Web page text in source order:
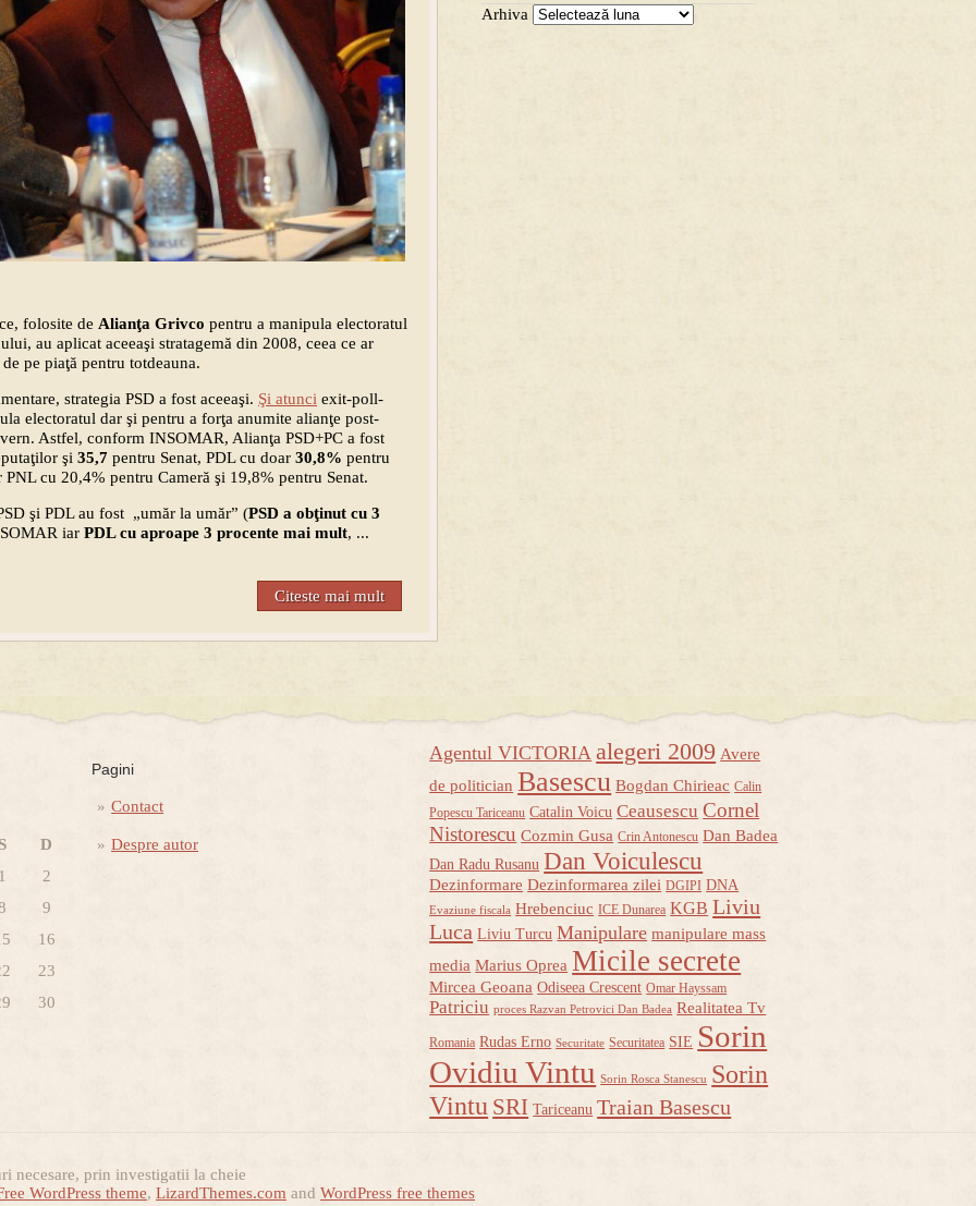
Arhiva
folosite de Alianţa Grivco pentru a manipula electoratul
au aplicat aceeaşi stratagemă din 2008, ceea ce ar
pe piaţă pentru totdeauna.
strategia PSD a fost aceeaşi. Şi atunci exit-poll-
electoratul dar şi pentru a forţa anumite alianţe post-
Astfel, conform INSOMAR, Alianţa PSD+PC a fost
şi 35,7 pentru Senat, PDL cu doar 30,8% pentru
cu 20,4% pentru Cameră şi 19,8% pentru Senat.
şi PDL au fost „umăr la umăr” (PSD a obţinut cu 3
iar PDL cu aproape 3 procente mai mult, ...
Citeste mai mult
S
D
1
2
9
16
23
30
Pagini
Contact
Despre autor
Agentul VICTORIA alegeri 2009 Avere
de politician Basescu Bogdan Chirieac Calin
Popescu Tariceanu Catalin Voicu Ceausescu Cornel
Nistorescu Cozmin Gusa Crin Antonescu Dan Badea
Dan Radu Rusanu Dan Voiculescu
Dezinformare Dezinformarea zilei DGIPI DNA
Evaziune fiscala Hrebenciuc ICE Dunarea KGB Liviu
Luca Liviu Turcu Manipulare manipulare mass
media Marius Oprea Micile secrete
Mircea Geoana Odiseea Crescent Omar Hayssam
Patriciu proces Razvan Petrovici Dan Badea Realitatea Tv
Romania Rudas Erno Securitate Securitatea SIE Sorin
Ovidiu Vintu Sorin Rosca Stanescu Sorin
Vintu SRI Tariceanu Traian Basescu
necesare, prin investigatii la cheie
WordPress theme, LizardThemes.com and WordPress free themes